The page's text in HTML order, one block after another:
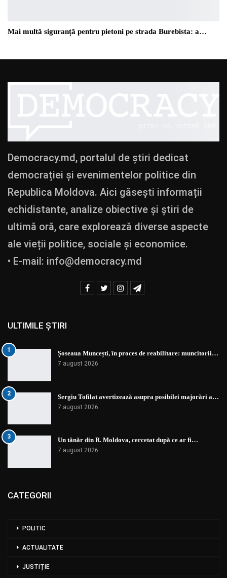
Mai multă siguranță pentru pietoni pe strada Burebista: a…
Democracy.md, portalul de știri dedicat
democrației și evenimentelor politice din
Republica Moldova. Aici găsești informații
echidistante, analize obiective și știri de
ultimă oră, care explorează diverse aspecte
ale vieții politice, sociale și economice.
• E-mail: info@democracy.md
ULTIMILE ȘTIRI
1 Șoseaua Muncești, în proces de reabilitare: muncitorii…
7 august 2026
2 Sergiu Tofilat avertizează asupra posibilei majorări a…
7 august 2026
3 Un tânăr din R. Moldova, cercetat după ce ar fi…
7 august 2026
CATEGORII
POLITIC
ACTUALITATE
JUSTIȚIE